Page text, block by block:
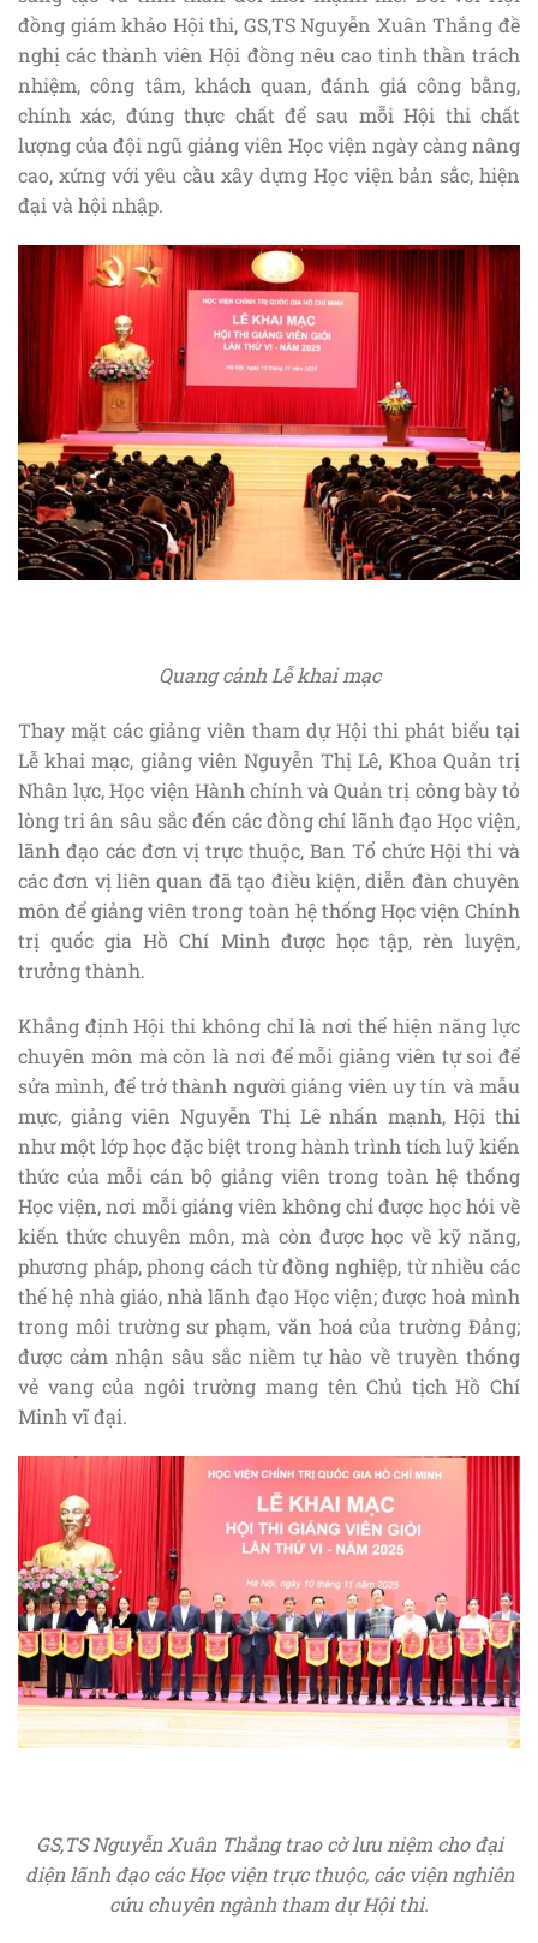
đồng giám khảo Hội thi, GS,TS Nguyễn Xuân Thắng đề
nghị các thành viên Hội đồng nêu cao tinh thần trách
nhiệm, công tâm, khách quan, đánh giá công bằng,
chính xác, đúng thực chất để sau mỗi Hội thi chất
lượng của đội ngũ giảng viên Học viện ngày càng nâng
cao, xứng với yêu cầu xây dựng Học viện bản sắc, hiện
đại và hội nhập.
Quang cảnh Lễ khai mạc
Thay mặt các giảng viên tham dự Hội thi phát biểu tại
Lễ khai mạc, giảng viên Nguyễn Thị Lê, Khoa Quản trị
Nhân lực, Học viện Hành chính và Quản trị công bày tỏ
lòng tri ân sâu sắc đến các đồng chí lãnh đạo Học viện,
lãnh đạo các đơn vị trực thuộc, Ban Tổ chức Hội thi và
các đơn vị liên quan đã tạo điều kiện, diễn đàn chuyên
môn để giảng viên trong toàn hệ thống Học viện Chính
trị quốc gia Hồ Chí Minh được học tập, rèn luyện,
trưởng thành.
Khẳng định Hội thi không chỉ là nơi thể hiện năng lực
chuyên môn mà còn là nơi để mỗi giảng viên tự soi để
sửa mình, để trở thành người giảng viên uy tín và mẫu
mực, giảng viên Nguyễn Thị Lê nhấn mạnh, Hội thi
như một lớp học đặc biệt trong hành trình tích luỹ kiến
thức của mỗi cán bộ giảng viên trong toàn hệ thống
Học viện, nơi mỗi giảng viên không chỉ được học hỏi về
kiến thức chuyên môn, mà còn được học về kỹ năng,
phương pháp, phong cách từ đồng nghiệp, từ nhiều các
thế hệ nhà giáo, nhà lãnh đạo Học viện; được hoà mình
trong môi trường sư phạm, văn hoá của trường Đảng;
được cảm nhận sâu sắc niềm tự hào về truyền thống
vẻ vang của ngôi trường mang tên Chủ tịch Hồ Chí
Minh vĩ đại.
GS,TS Nguyễn Xuân Thắng trao cờ lưu niệm cho đại
diện lãnh đạo các Học viện trực thuộc, các viện nghiên
cứu chuyên ngành tham dự Hội thi.